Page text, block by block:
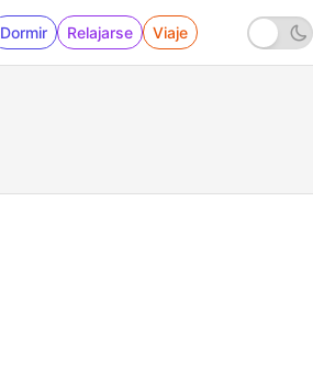
Dormir Relajarse Viaje